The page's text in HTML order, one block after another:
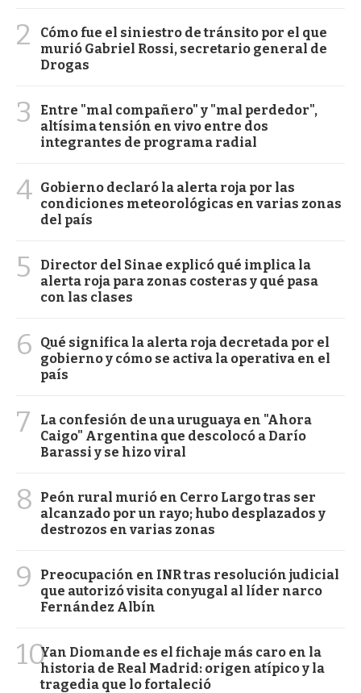
2
Cómo fue el siniestro de tránsito por el que
murió Gabriel Rossi, secretario general de
Drogas
3
Entre "mal compañero" y "mal perdedor",
altísima tensión en vivo entre dos
integrantes de programa radial
4 Gobierno declaró la alerta roja por las
condiciones meteorológicas en varias zonas
del país
5
Director del Sinae explicó qué implica la
alerta roja para zonas costeras y qué pasa
con las clases
6
Qué significa la alerta roja decretada por el
gobierno y cómo se activa la operativa en el
país
7
La confesión de una uruguaya en "Ahora
Caigo" Argentina que descolocó a Darío
Barassi y se hizo viral
8
Peón rural murió en Cerro Largo tras ser
alcanzado por un rayo; hubo desplazados y
destrozos en varias zonas
9
Preocupación en INR tras resolución judicial
que autorizó visita conyugal al líder narco
Fernández Albín
10Yan Diomande es el fichaje más caro en la
historia de Real Madrid: origen atípico y la
tragedia que lo fortaleció